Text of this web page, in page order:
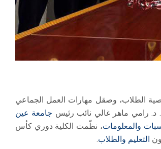
الطلاب، وصقل مهارات العمل الجماعي
أ. د. رامي ماهر غالي نائب رئيس جامعة عين
والمعلومات، نظّمت الكلية دوري كأس
التعليم والطلاب.